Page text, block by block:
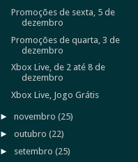
Promoções de sexta, 5 de
dezembro
Promoções de quarta, 3 de
dezembro
Xbox Live, de 2 até 8 de
dezembro
Xbox Live, Jogo Grátis
►novembro(25)
►outubro(22)
► setembro(25)